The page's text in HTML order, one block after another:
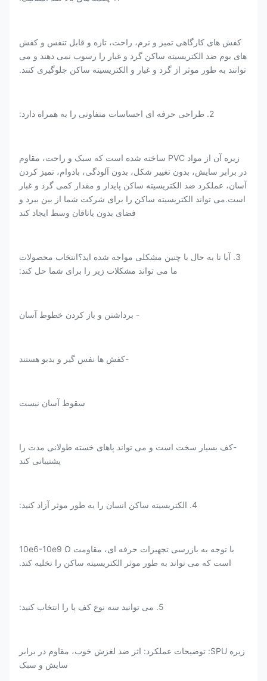
کفش های کارگاهی تمیز و نرم، راحت، تازه و قابل تنفس و کفش
های بوم ضد الکتریسیته ساکن گرد و غبار را رسوب نمی دهند و می
توانند به طور موثر از گرد و غبار و الکتریسیته ساکن جلوگیری کنند.
2. طراحی حرفه ای احساسات متفاوتی را به همراه دارد:
زیره آن از مواد PVC ساخته شده است که سبک و راحت، مقاوم
در برابر سایش، بدون تغییر شکل، بدون آلودگی، بادوام، تمیز کردن
آسان، عملکرد ضد الکتریسیته ساکن پایدار و مقدار کمی گرد و غبار
است.می تواند الکتریسیته ساکن را برای شرکت شما از بین ببرد و
فضای بدون یاتاقان وسط ایجاد کند
3. آیا تا به حال با چنین مشکلی مواجه شده اید؟انتخاب محصولات
ما می تواند مشکلات زیر را برای شما حل کند:
- برداشتن و باز کردن خطوط آسان
-کفش ها نفس گیر و بدبو هستند
سقوط آسان نیست
-کف بسیار سخت است و می تواند پاهای خسته طولانی مدت را
پشتیبانی کند
4. الکتریسیته ساکن انسان را به طور موثر آزاد کنید:
با توجه به بازرسی تجهیزات حرفه ای، مقاومت 10e6-10e9 Ω
است که می تواند به طور موثر الکتریسیته ساکن را تخلیه کند.
5. می توانید سه نوع کف پا را انتخاب کنید:
زیره SPU: توضیحات عملکرد: اثر ضد لغزش خوب، مقاوم در برابر
سایش و سبک